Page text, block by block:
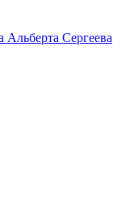
Альберта Сергеева